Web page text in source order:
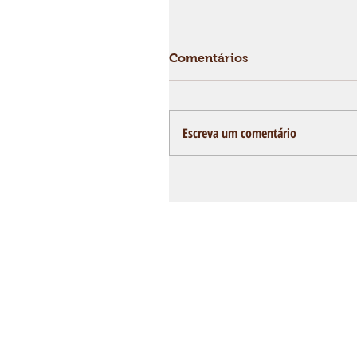
Comentários
Escreva um comentário